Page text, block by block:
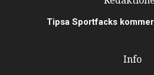
Tipsa Sportfacks
Info